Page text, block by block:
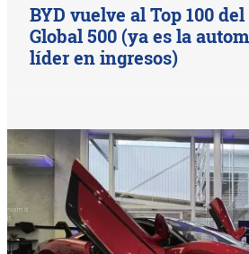
BYD vuelve al Top 100
Global 500 (ya es la
líder en ingresos)